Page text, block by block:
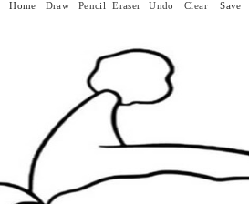
Home Draw Pencil Eraser Undo Clear Save